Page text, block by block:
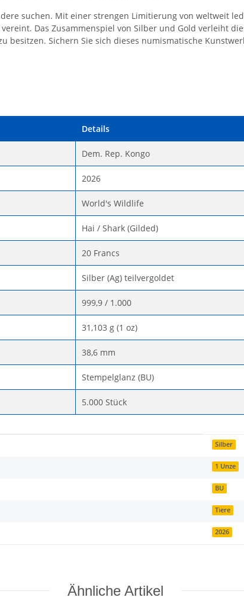
suchen. Mit einer strengen Limitierung von weltweit
Das Zusammenspiel von Silber und Gold verleiht
besitzen. Sichern Sie sich dieses numismatische
Details
Dem. Rep. Kongo
2026
World's Wildlife
Hai / Shark (Gilded)
20 Francs
Silber (Ag) teilvergoldet
999,9 / 1.000
31,103 g (1 oz)
38,6 mm
Stempelglanz (BU)
5.000 Stück
Silber
1 Unze
BU
Tiere
2026
Ähnliche Artikel